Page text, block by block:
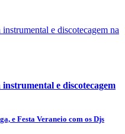
e discotecagem
e Festa Veraneio com os Djs